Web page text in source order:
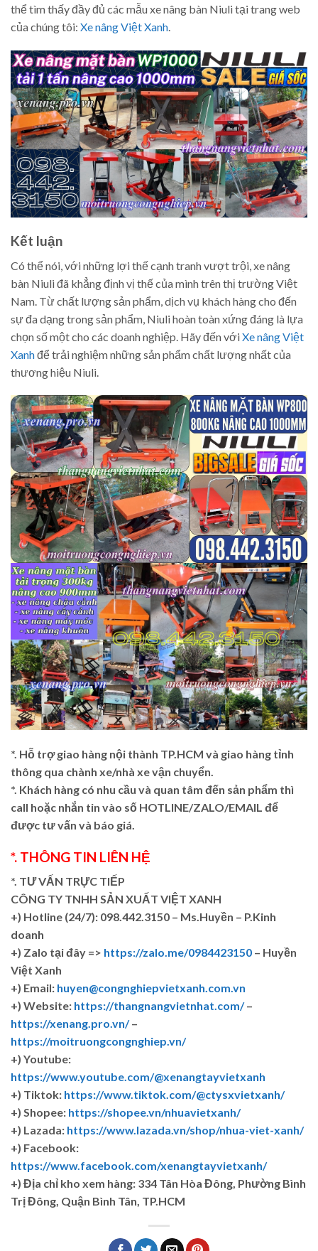
thể tìm thấy đầy đủ các mẫu xe nâng bàn Niuli tại trang web
của chúng tôi: Xe nâng Việt Xanh.
Kết luận
Có thể nói, với những lợi thế cạnh tranh vượt trội, xe nâng
bàn Niuli đã khẳng định vị thế của mình trên thị trường Việt
Nam. Từ chất lượng sản phẩm, dịch vụ khách hàng cho đến
sự đa dạng trong sản phẩm, Niuli hoàn toàn xứng đáng là lựa
chọn số một cho các doanh nghiệp. Hãy đến vớiXe nâng Việt
Xanhđể trải nghiệm những sản phẩm chất lượng nhất của
thương hiệu Niuli.
*. Hỗ trợ giao hàng nội thành TP.HCM và giao hàng tỉnh
thông qua chành xe/nhà xe vận chuyển.
*. Khách hàng có nhu cầu và quan tâm đến sản phẩm thì
call hoặc nhắn tin vào số HOTLINE/ZALO/EMAIL để
được tư vấn và báo giá.
*. THÔNG TIN LIÊN HỆ
*. TƯ VẤN TRỰC TIẾP
CÔNG TY TNHH SẢN XUẤT VIỆT XANH
+) Hotline (24/7): 098.442.3150 – Ms.Huyền – P.Kinh
doanh
+) Zalo tại đây => https://zalo.me/0984423150 – Huyền
Việt Xanh
+) Email: huyen@congnghiepvietxanh.com.vn
+) Website: https://thangnangvietnhat.com/–
https://xenang.pro.vn/–
https://moitruongcongnghiep.vn/
+) Youtube:
https://www.youtube.com/@xenangtayvietxanh
+) Tiktok: https://www.tiktok.com/@ctysxvietxanh/
+) Shopee: https://shopee.vn/nhuavietxanh/
+) Lazada: https://www.lazada.vn/shop/nhua-viet-xanh/
+) Facebook:
https://www.facebook.com/xenangtayvietxanh/
+) Địa chỉ kho xem hàng: 334 Tân Hòa Đông, Phường Bình
Trị Đông, Quận Bình Tân, TP.HCM